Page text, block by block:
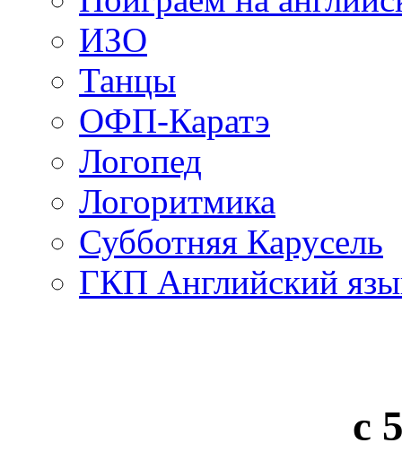
ИЗО
Танцы
ОФП-Каратэ
Логопед
Логоритмика
Субботняя Карусель
ГКП Английский
с